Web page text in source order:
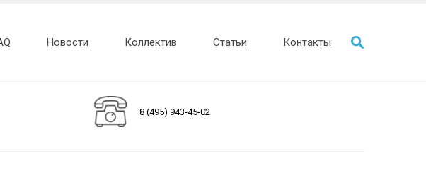
Новости Коллектив Статьи Контакты
8 (495) 943-45-02